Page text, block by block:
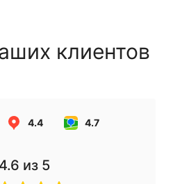
клиентов
4.4 4.7
4.6 из 5